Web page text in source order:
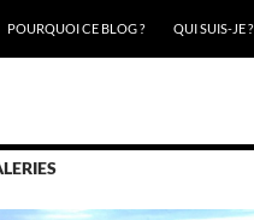
POURQUOI CE BLOG ? QUI SUIS-JE ?